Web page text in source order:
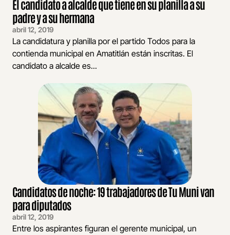
El candidato a alcalde que tiene en su planilla a su
padre y a su hermana
abril 12, 2019
La candidatura y planilla por el partido Todos para la
contienda municipal en Amatitlán están inscritas. El
candidato a alcalde es...
Candidatos de noche: 19 trabajadores de Tu Muni van
para diputados
abril 12, 2019
Entre los aspirantes figuran el gerente municipal, un